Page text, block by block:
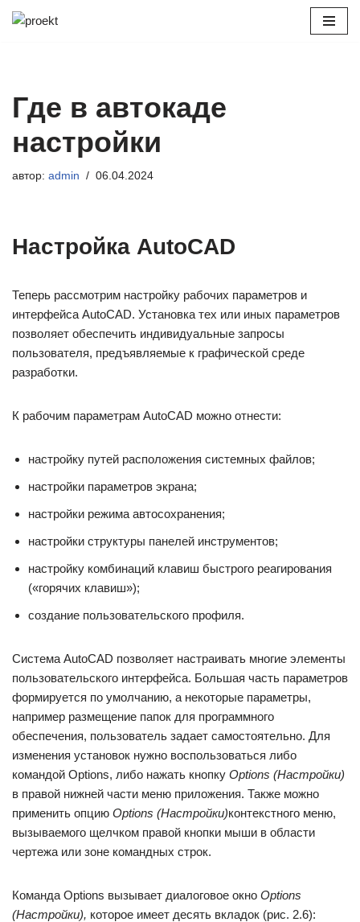
Где в автокаде
настройки
автор: admin 06.04.2024
Настройка AutoCAD
Теперь рассмотрим настройку рабочих параметров и
интерфейса AutoCAD. Установка тех или иных параметров
позволяет обеспечить индивидуальные запросы
пользователя, предъявляемые к графической среде
разработки.
К рабочим параметрам AutoCAD можно отнести:
настройку путей расположения системных файлов;
настройки параметров экрана;
настройки режима автосохранения;
настройки структуры панелей инструментов;
настройку комбинаций клавиш быстрого реагирования
(«горячих клавиш»);
создание пользовательского профиля.
Система AutoCAD позволяет настраивать многие элементы
пользовательского интерфейса. Большая часть параметров
формируется по умолчанию, а некоторые параметры,
например размещение папок для программного
обеспечения, пользователь задает самостоятельно. Для
изменения установок нужно воспользоваться либо
командой Options, либо нажать кнопку Options (Настройки)
в правой нижней части меню приложения. Также можно
применить опцию Options (Настройки)контекстного меню,
вызываемого щелчком правой кнопки мыши в области
чертежа или зоне командных строк.
Команда Options вызывает диалоговое окно Options
(Настройки), которое имеет десять вкладок (рис. 2.6):